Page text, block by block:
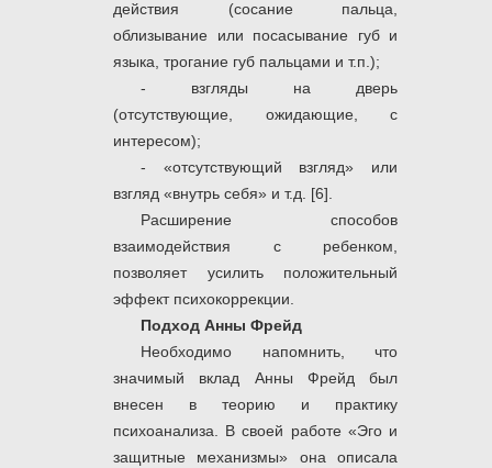
действия (сосание пальца,
облизывание или посасывание губ и
языка, трогание губ пальцами и т.п.);
- взгляды на дверь
(отсутствующие, ожидающие, с
интересом);
- «отсутствующий взгляд» или
взгляд «внутрь себя» и т.д. [6].
Расширение способов
взаимодействия с ребенком,
позволяет усилить положительный
эффект психокоррекции.
Подход Анны Фрейд
Необходимо напомнить, что
значимый вклад Анны Фрейд был
внесен в теорию и практику
психоанализа. В своей работе «Эго и
защитные механизмы» она описала